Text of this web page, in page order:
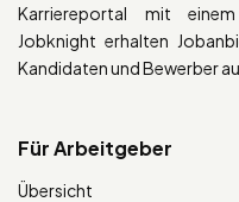
Karriereportal mit
Jobknight erhalten
Kandidaten und Bewerber
Für Arbeitgeber
Übersicht